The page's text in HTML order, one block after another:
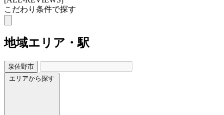
こだわり条件で探す
地域エリア・駅
泉佐野市
エリアから探す